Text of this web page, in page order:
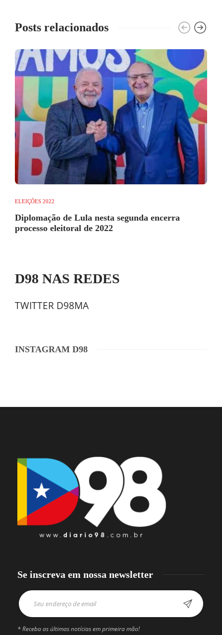
Posts relacionados
ELEIÇÕES 2022
Diplomação de Lula nesta segunda encerra
processo eleitoral de 2022
D98 NAS REDES
TWITTER D98MA
INSTAGRAM D98
Se inscreva em nossa newsletter
* Receba as últimas notícias em primeira mão!